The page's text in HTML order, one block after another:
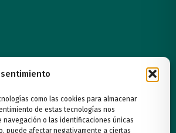
como las cookies para almacenar
de estas tecnologías nos
navegación o las identificaciones únicas
puede afectar negativamente a ciertas